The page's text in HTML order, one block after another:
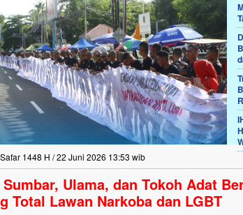
1448 H / 22 Juni 2026 13:53 wib
Ulama, dan Tokoh Adat
Total Lawan Narkoba dan LGBT
Bantu Naura, Balita Hebat Sembuh Dari
Tumor Pembuluh Darah
Hidup Naura Salsabila dipenuhi dengan
rintangan yang sangat berat. Meskipun baru
berusia sepuluh bulan, bayi yang imut ini harus
menghadapi penyakit yang dahsyat, yaitu tumor
pembuluh darah berukuran...